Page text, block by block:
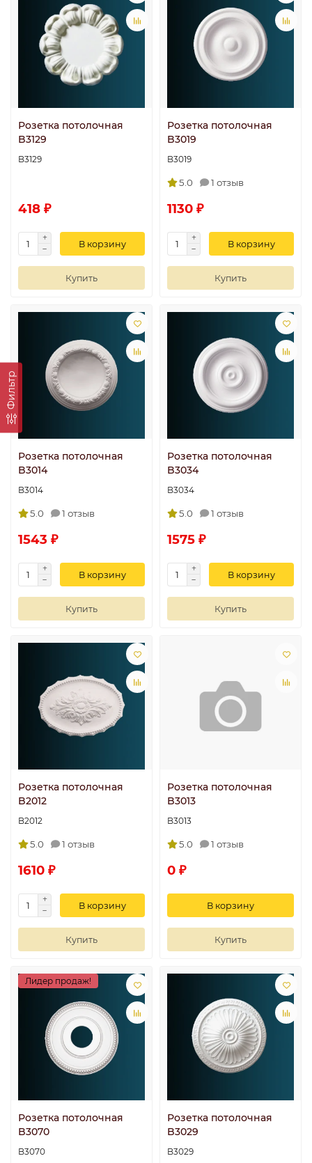
Фильтр
Розетка потолочная
B3129
B3129
418 ₽
В корзину
Купить
Розетка потолочная
B3019
B3019
5.0 1 отзыв
1130 ₽
В корзину
Купить
Розетка потолочная
B3014
B3014
5.0 1 отзыв
1543 ₽
В корзину
Купить
Розетка потолочная
B3034
B3034
5.0 1 отзыв
1575 ₽
В корзину
Купить
Розетка потолочная
B2012
B2012
5.0 1 отзыв
1610 ₽
В корзину
Купить
Розетка потолочная
B3013
B3013
5.0 1 отзыв
0 ₽
В корзину
Купить
Лидер продаж!
Розетка потолочная
B3070
B3070
Розетка потолочная
B3029
B3029